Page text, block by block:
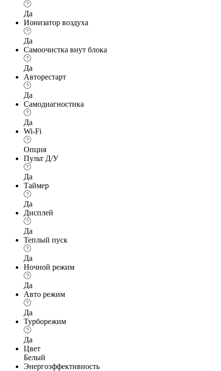
Да
Ионизатор воздуха
Да
Самоочистка внут блока
Да
Авторестарт
Да
Самодиагностика
Да
Wi-Fi
Опция
Пульт Д/У
Да
Таймер
Да
Дисплей
Да
Теплый пуск
Да
Ночной режим
Да
Авто режим
Да
Турборежим
Да
Цвет
Белый
Энергоэффективность